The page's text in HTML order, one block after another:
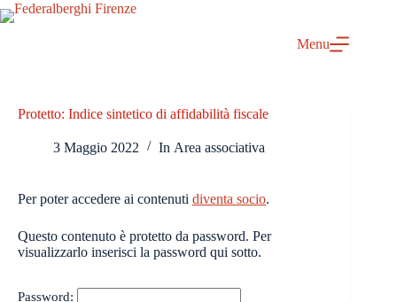
Salta
al
Menu
Protetto: Indice sintetico di affidabilità fiscale
3 Maggio 2022 In Area associativa
Per poter accedere ai contenuti diventa socio.
Questo contenuto è protetto da password. Per
visualizzarlo inserisci la password qui sotto.
Password: